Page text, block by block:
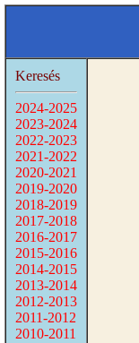
Keresés
2024-2025
2023-2024
2022-2023
2021-2022
2020-2021
2019-2020
2018-2019
2017-2018
2016-2017
2015-2016
2014-2015
2013-2014
2012-2013
2011-2012
2010-2011